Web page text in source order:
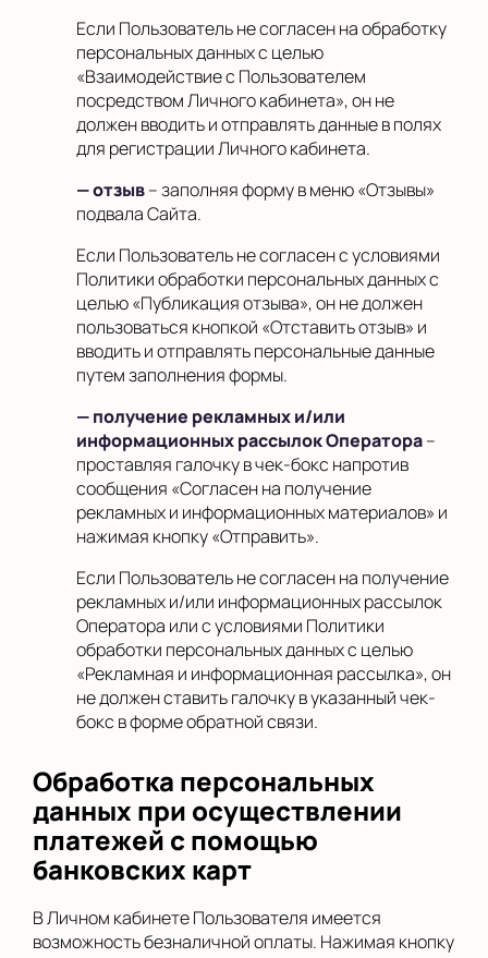
Если Пользователь не согласен на обработку
персональных данных с целью
«Взаимодействие с Пользователем
посредством Личного кабинета», он не
должен вводить и отправлять данные в полях
для регистрации Личного кабинета.
— отзыв– заполняя форму в меню «Отзывы»
подвала Сайта.
Если Пользователь не согласен с условиями
Политики обработки персональных данных с
целью «Публикация отзыва», он не должен
пользоваться кнопкой «Отставить отзыв» и
вводить и отправлять персональные данные
путем заполнения формы.
— получение рекламных и/или
информационных рассылок Оператора–
проставляя галочку в чек-бокс напротив
сообщения «Согласен на получение
рекламных и информационных материалов» и
нажимая кнопку «Отправить».
Если Пользователь не согласен на получение
рекламных и/или информационных рассылок
Оператора или с условиями Политики
обработки персональных данных с целью
«Рекламная и информационная рассылка», он
не должен ставить галочку в указанный чек-
бокс в форме обратной связи.
Обработка персональных
данных при осуществлении
платежей с помощью
банковских карт
В Личном кабинете Пользователя имеется
возможность безналичной оплаты. Нажимая кнопку